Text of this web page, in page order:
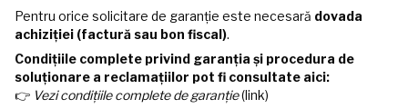
Pentru orice solicitare de garanție este necesară dovada
achiziției (factură sau bon fiscal).
Condițiile complete privind garanția și procedura de
soluționare a reclamațiilor pot fi consultate aici:
👉 Vezi condițiile complete de garanție(link)